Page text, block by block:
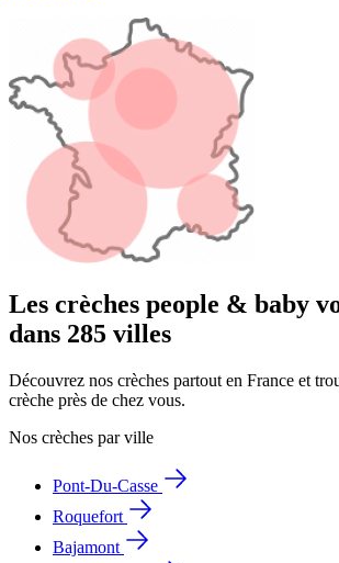
Les crèches people & baby
dans 285 villes
Découvrez nos crèches partout en France et
crèche près de chez vous.
Nos crèches par ville
Pont-Du-Casse
Roquefort
Bajamont